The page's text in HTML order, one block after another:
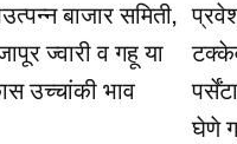
परंडा- लातूर- उदगीर
एसटी बस सोडण्याची
मागणी